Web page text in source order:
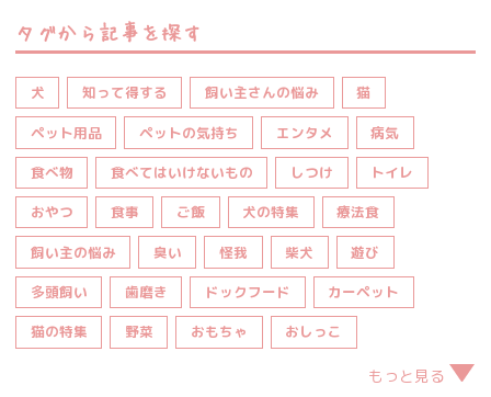
タグから記事を探す
犬 知って得する 飼い主さんの悩み 猫
ペット用品 ペットの気持ち エンタメ 病気
食べ物 食べてはいけないもの しつけ トイレ
おやつ 食事 ご飯 犬の特集 療法食
飼い主の悩み 臭い 怪我 柴犬 遊び
多頭飼い 歯磨き ドックフード カーペット
猫の特集 野菜 おもちゃ おしっこ
もっと見る